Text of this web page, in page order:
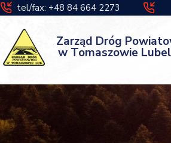
tel/fax: +48 84 664 2273
Zarząd Dróg
w Tomaszowie